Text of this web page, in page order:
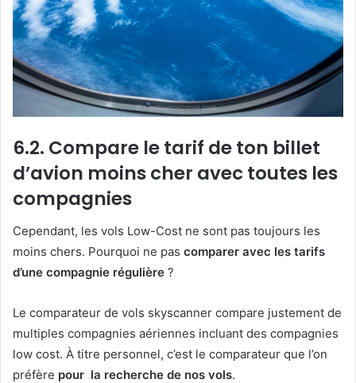
6.2. Compare le tarif de ton billet
d’avion moins cher avec toutes les
compagnies
Cependant, les vols Low-Cost ne sont pas toujours les
moins chers. Pourquoi ne pas comparer avec les tarifs
d’une compagnie régulière ?
Le comparateur de vols skyscanner compare justement de
multiples compagnies aériennes incluant des compagnies
low cost. À titre personnel, c’est le comparateur que l’on
préfère pour la recherche de nos vols.